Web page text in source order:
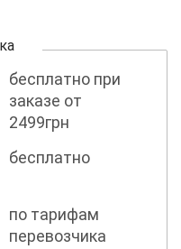
бесплатно при
заказе от
2499грн
бесплатно
по тарифам
перевозчика